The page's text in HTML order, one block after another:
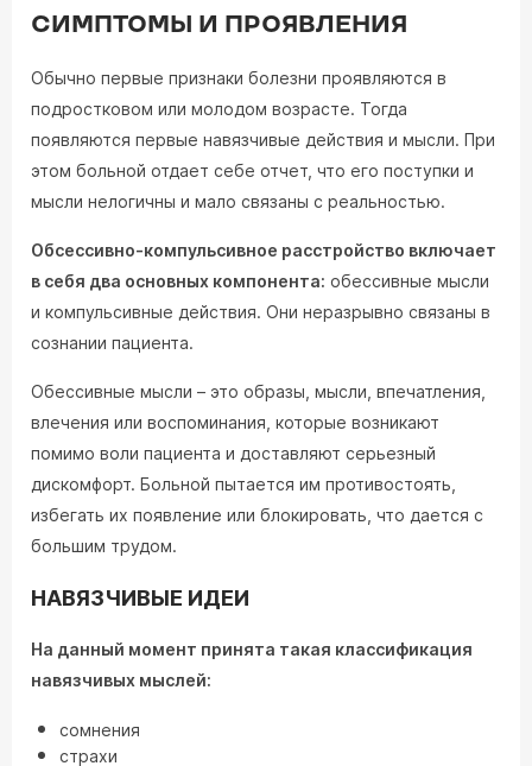
СИМПТОМЫ И ПРОЯВЛЕНИЯ
Обычно первые признаки болезни проявляются в
подростковом или молодом возрасте. Тогда
появляются первые навязчивые действия и мысли. При
этом больной отдает себе отчет, что его поступки и
мысли нелогичны и мало связаны с реальностью.
Обсессивно-компульсивное расстройство включает
в себя два основных компонента: обессивные мысли
и компульсивные действия. Они неразрывно связаны в
сознании пациента.
Обессивные мысли – это образы, мысли, впечатления,
влечения или воспоминания, которые возникают
помимо воли пациента и доставляют серьезный
дискомфорт. Больной пытается им противостоять,
избегать их появление или блокировать, что дается с
большим трудом.
НАВЯЗЧИВЫЕ ИДЕИ
На данный момент принята такая классификация
навязчивых мыслей:
сомнения
страхи